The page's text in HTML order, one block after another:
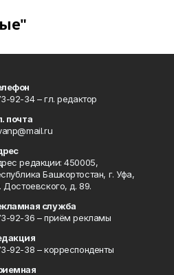
92-34 – гл. редактор
почта
редакции: 450005,
Башкортостан, г. Уфа,
Достоевского, д. 89.
служба
92-36 – приём рекламы
92-38 – корреспонденты